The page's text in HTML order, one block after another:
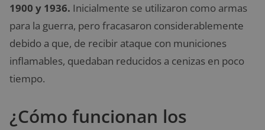
1900 y 1936. Inicialmente se utilizaron como armas
para la guerra, pero fracasaron considerablemente
debido a que, de recibir ataque con municiones
inflamables, quedaban reducidos a cenizas en poco
tiempo.
¿Cómo funcionan los